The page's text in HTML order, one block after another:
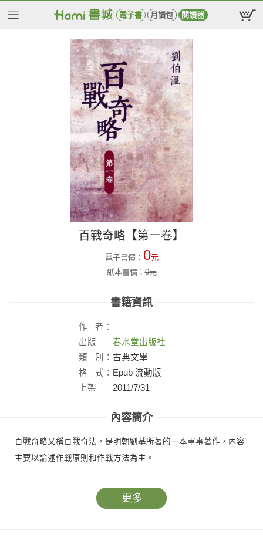
電子書 月讀包 閱讀器
百戰奇略【第一卷】
電子書價： 0元
紙本書價：0元
書籍資訊
作
者：
出版
社：
春水堂出版社
類
別： 古典文學
格
式： Epub 流動版
上架
2011/7/31
內容簡介
百戰奇略又稱百戰奇法，是明朝劉基所著的一本軍事著作，內容
主要以論述作戰原則和作戰方法為主。
更多